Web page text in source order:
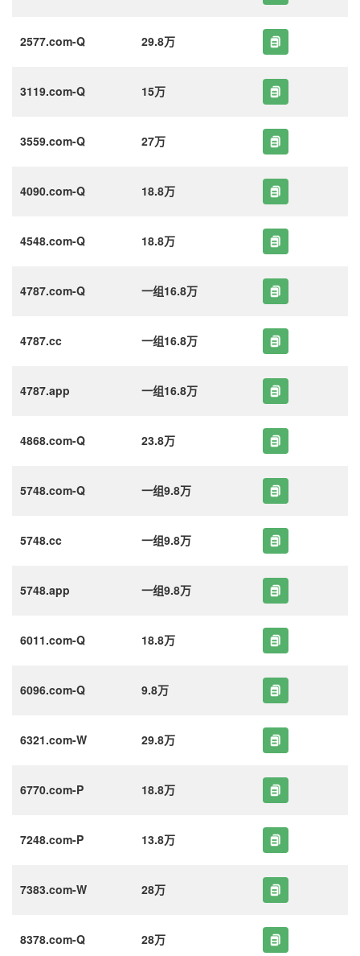
2577.com-Q 29.8万
3119.com-Q 15万
3559.com-Q 27万
4090.com-Q 18.8万
4548.com-Q 18.8万
4787.com-Q 一组16.8万
4787.cc 一组16.8万
4787.app 一组16.8万
4868.com-Q 23.8万
5748.com-Q 一组9.8万
5748.cc 一组9.8万
5748.app 一组9.8万
6011.com-Q 18.8万
6096.com-Q 9.8万
6321.com-W 29.8万
6770.com-P 18.8万
7248.com-P 13.8万
7383.com-W 28万
8378.com-Q 28万